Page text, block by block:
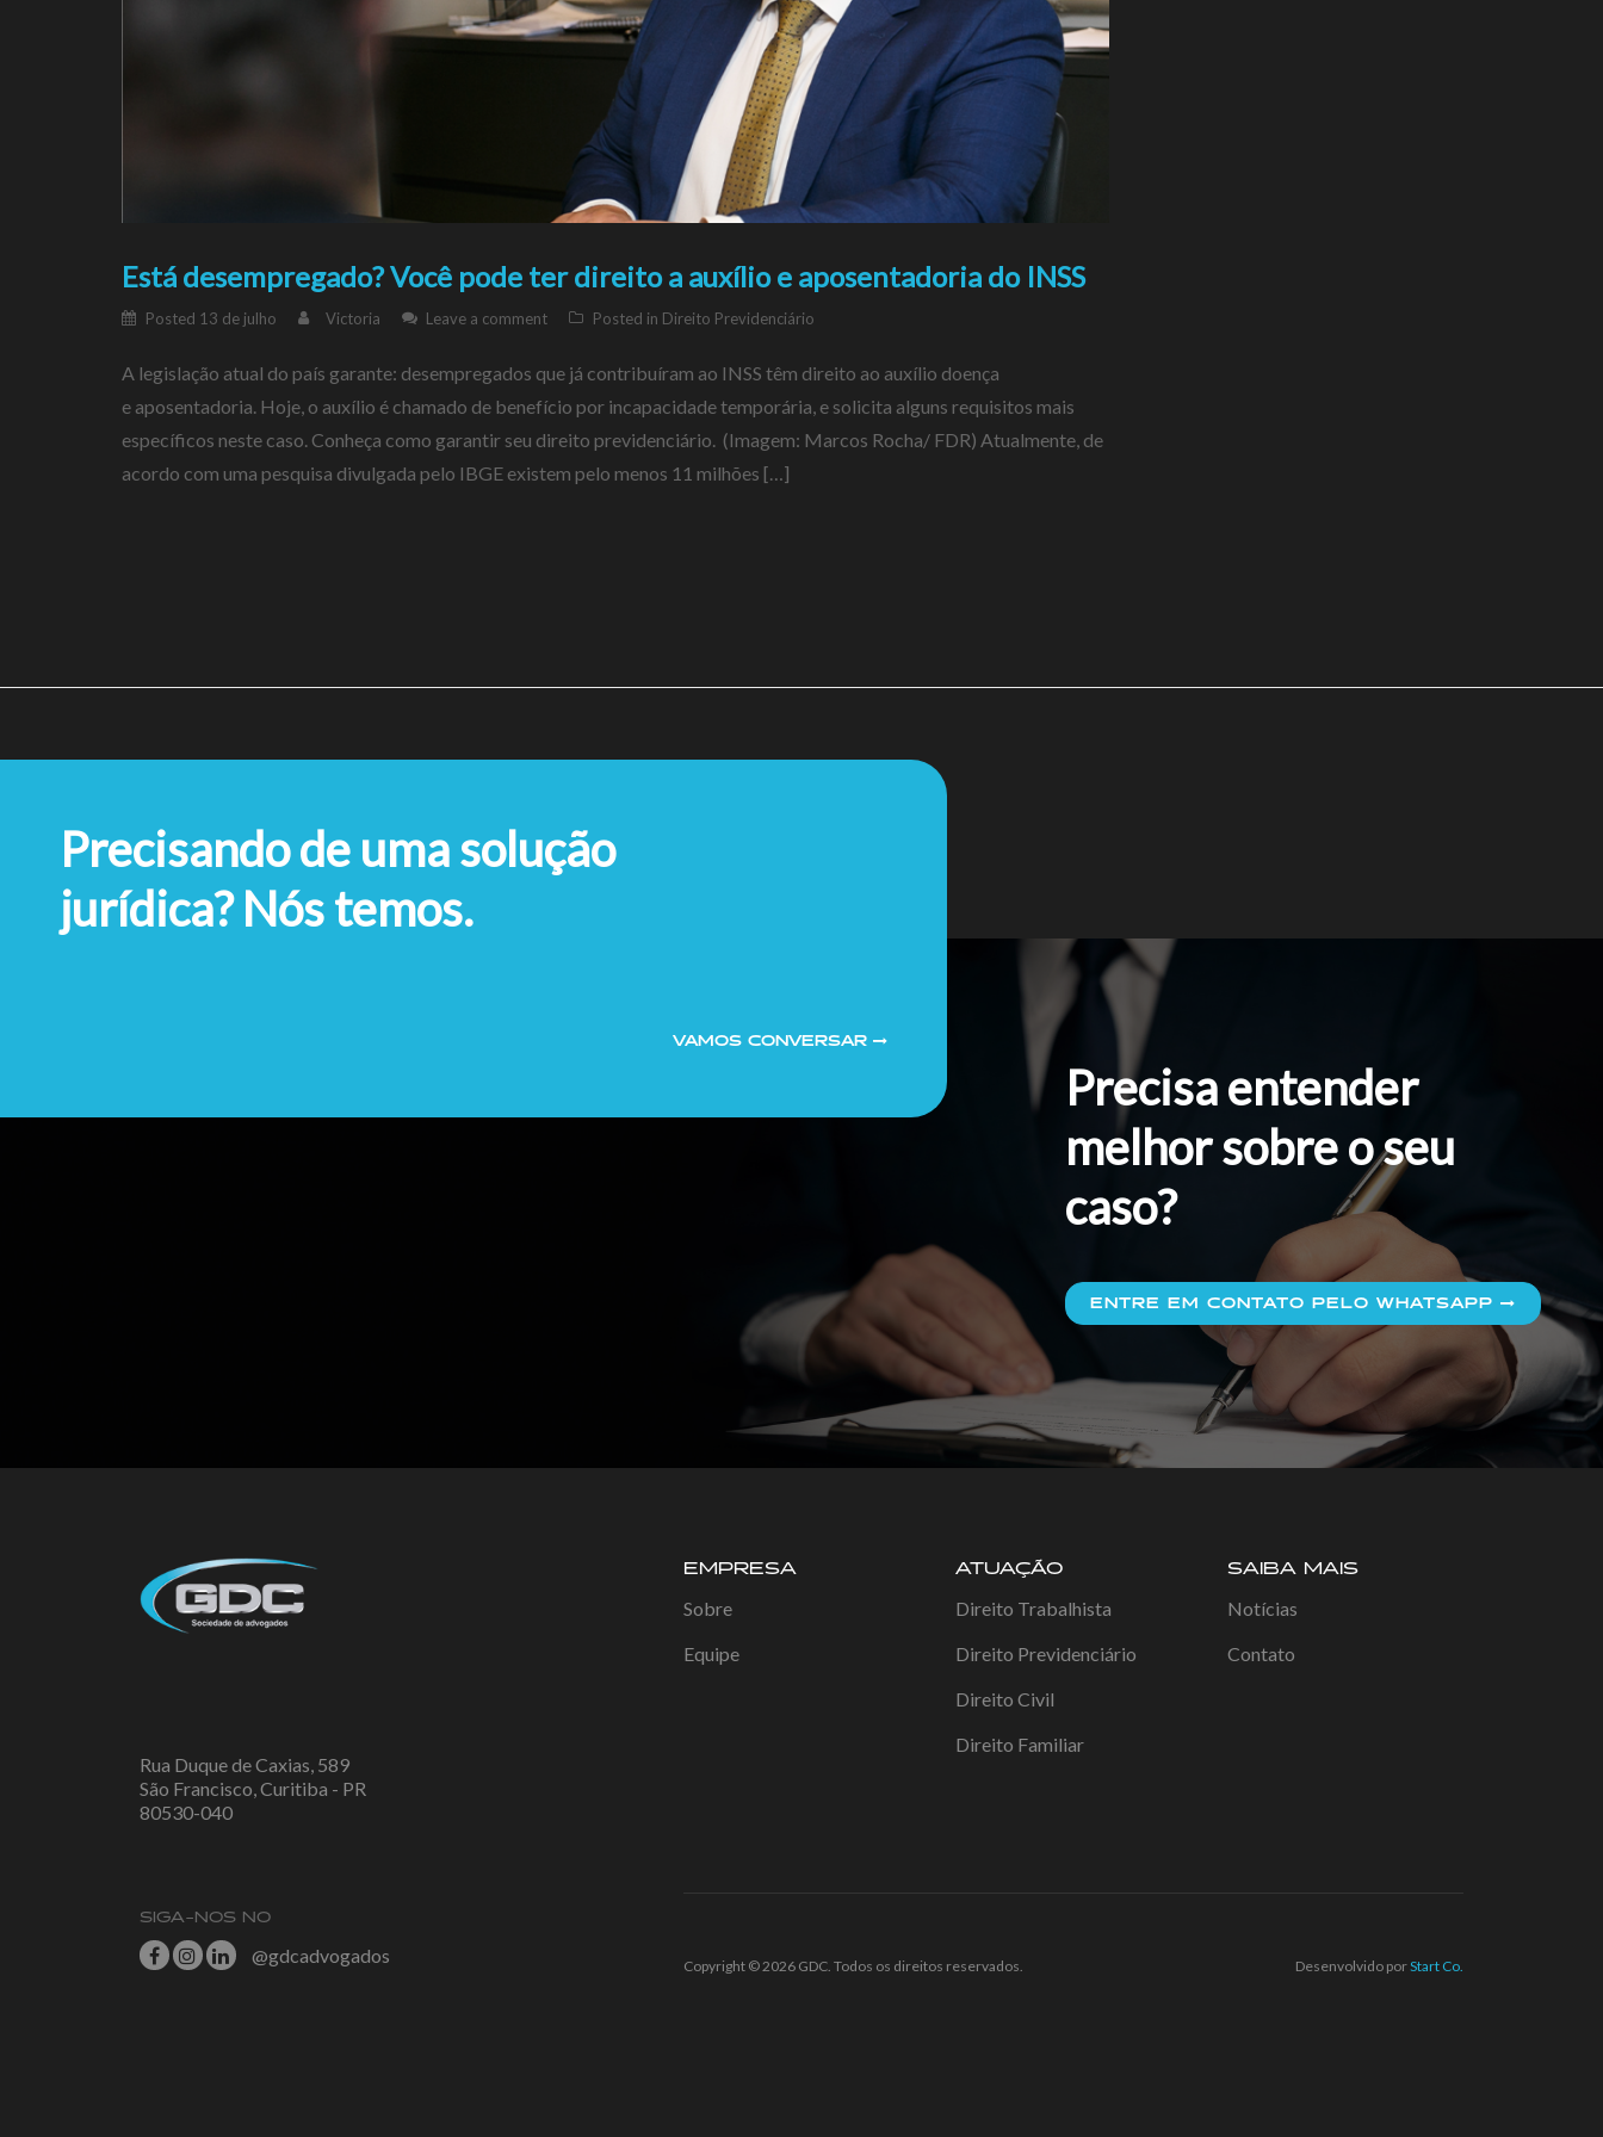
Está desempregado? Você pode ter direito a auxílio e aposentadoria do INSS
Posted 13 de julho Victoria Leave a comment Posted in Direito Previdenciário
A legislação atual do país garante: desempregados que já contribuíram ao INSS têm direito ao auxílio doença
e aposentadoria. Hoje, o auxílio é chamado de benefício por incapacidade temporária, e solicita alguns requisitos mais
específicos neste caso. Conheça como garantir seu direito previdenciário. (Imagem: Marcos Rocha/ FDR) Atualmente, de
acordo com uma pesquisa divulgada pelo IBGE existem pelo menos 11 milhões […]
Precisando de uma solução
jurídica? Nós temos.
VAMOS CONVERSAR
Precisa entender
melhor sobre o seu
caso?
ENTRE EM CONTATO PELO WHATSAPP
Rua Duque de Caxias, 589
São Francisco, Curitiba - PR
80530-040
SIGA-NOS NO
@gdcadvogados
EMPRESA
Sobre
Equipe
ATUAÇÃO
Direito Trabalhista
Direito Previdenciário
Direito Civil
Direito Familiar
SAIBA MAIS
Notícias
Contato
Copyright © 2026 GDC. Todos os direitos reservados. Desenvolvido porStart Co.